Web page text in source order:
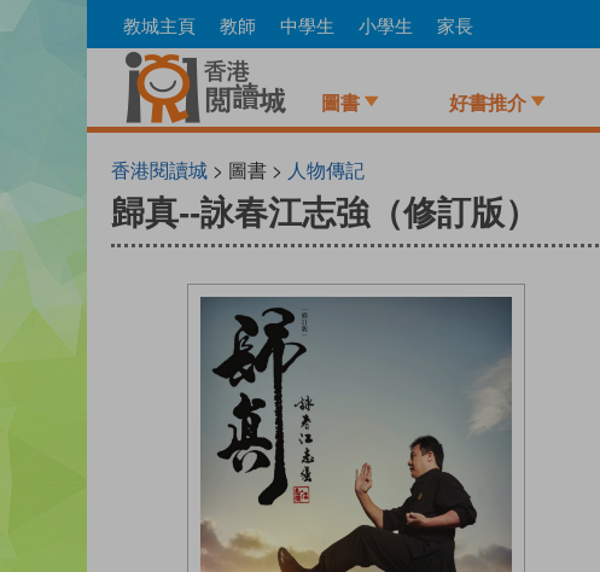
to
教城主頁 教師 中學生 小學生 家長
圖書 好書推介
香港閱讀城 > 圖書 > 人物傳記
歸真--詠春江志強（修訂版）